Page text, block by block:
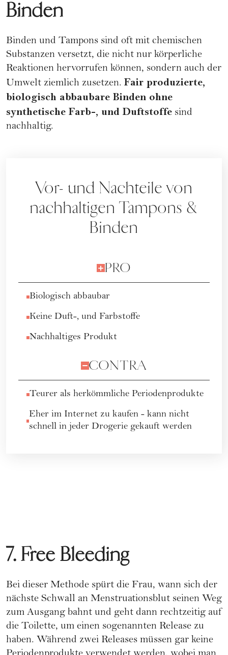
Binden
Binden und Tampons sind oft mit chemischen
Substanzen versetzt, die nicht nur körperliche
Reaktionen hervorrufen können, sondern auch der
Umwelt ziemlich zusetzen. Fair produzierte,
biologisch abbaubare Binden ohne
synthetische Farb-, und Duftstoffe sind
nachhaltig.
Vor- und Nachteile von
nachhaltigen Tampons &
Binden
PRO
Biologisch abbaubar
Keine Duft-, und Farbstoffe
Nachhaltiges Produkt
CONTRA
Teurer als herkömmliche Periodenprodukte
Eher im Internet zu kaufen - kann nicht
schnell in jeder Drogerie gekauft werden
7. Free Bleeding
Bei dieser Methode spürt die Frau, wann sich der
nächste Schwall an Menstruationsblut seinen Weg
zum Ausgang bahnt und geht dann rechtzeitig auf
die Toilette, um einen sogenannten Release zu
haben. Während zwei Releases müssen gar keine